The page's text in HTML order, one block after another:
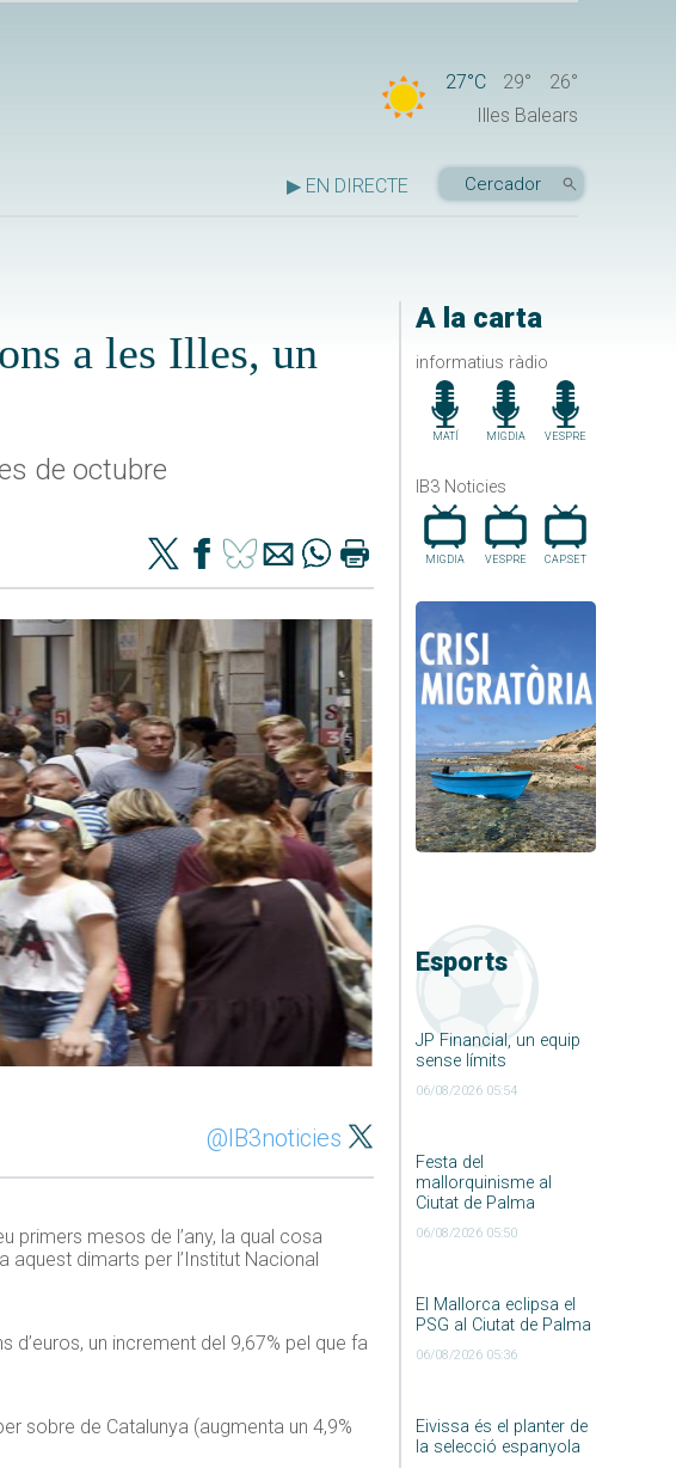
27°C 29°
26°
Illes Balears
▶ EN DIRECTE
A la carta
informatius ràdio
MATÍ MIGDIA VESPRE
IB3 Noticies
MIGDIA VESPRE CAP.SET
Esports
JP Financial, un equip
sense límits
06/08/2026 05:54
Festa del
mallorquinisme al
Ciutat de Palma
06/08/2026 05:50
El Mallorca eclipsa el
PSG al Ciutat de Palma
06/08/2026 05:36
Eivissa és el planter de
la selecció espanyola
a les Illes, un
de octubre
@IB3noticies
primers mesos de l’any, la qual cosa
dimarts per l’Institut Nacional
un increment del 9,67% pel que fa
sobre de Catalunya (augmenta un 4,9%